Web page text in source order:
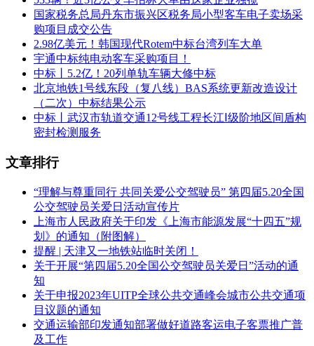
湖南星通汽车制造有限公司
标的名称
品牌
量
6米段客货邮无站立
公交车
金龙
牌
XMQ6601WGBEVL01
标段二：
中标（成交）供应商名称
标的名称
8米段客货邮无站立区公 宇
通
ZK6816BEVG22K33 649300.00
标段三：
中标（成交）供应商名称
湖南星通汽车制造有限公司
标的名称
品牌规格型号
数
单价(元)
8—9米观光公交车
（铛铛公交车
金龙
XMQ6870AGBEVL012 848000.00
国家税务总局丹东市振兴区税务局小型客车电子卖场采
购项目成交公告
2.98亿美元！韩国现代Rotem中标台湾列车大单
宇通中标纯电动客车采购项目！
中标丨5.2亿！20列单轨车辆大修中标
北京地铁1号线东段（复八线）BAS系统更新改造设计
（二次）中标结果公示
中标丨武汉市轨道交通12号线工程长江Ⅰ级阶地区间盾构
密封检测服务
文章排行
“理解与尊重同行 共同关爱公交驾驶员” 第四届5.20全国
公交驾驶员关爱日活动宣传片
上海市人民政府关于印发《上海市能源发展“十四五”规
划》的通知（附图解）
提醒 | 天津又一地铁站临时关闭！
关于开展“第四届5.20全国公交驾驶员关爱日”活动的通
知
关于申报2023年UITP全球公共交通峰会城市公共交通项
目议题的通知
交通运输部印发通知部署做好道路客运电子客票推广普
及工作